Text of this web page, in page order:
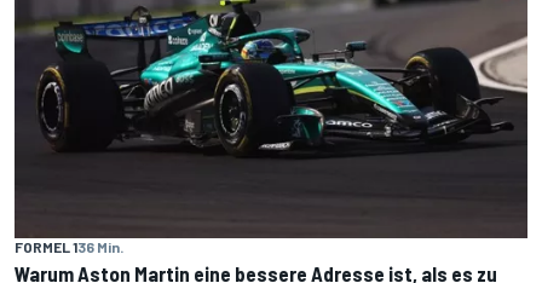
FORMEL 136 Min.
Warum Aston Martin eine bessere Adresse ist, als es zu